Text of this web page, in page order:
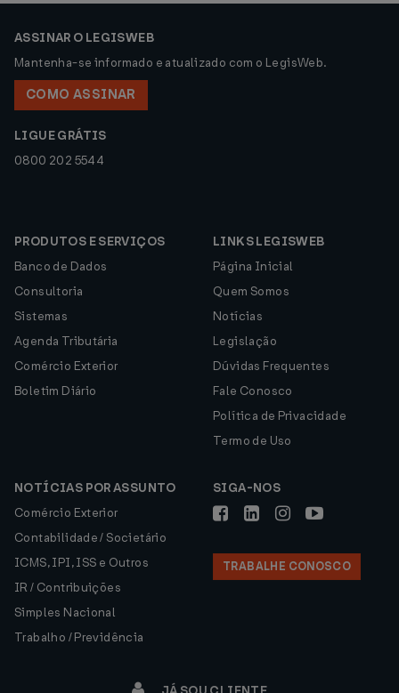
ASSINAR O LEGISWEB
Mantenha-se informado e atualizado com o LegisWeb.
COMO ASSINAR
LIGUE GRÁTIS
0800 202 5544
PRODUTOS E SERVIÇOS
Banco de Dados
Consultoria
Sistemas
Agenda Tributária
Comércio Exterior
Boletim Diário
LINKS LEGISWEB
Página Inicial
Quem Somos
Notícias
Legislação
Dúvidas Frequentes
Fale Conosco
Política de Privacidade
Termo de Uso
NOTÍCIAS POR ASSUNTO
Comércio Exterior
Contabilidade / Societário
ICMS, IPI, ISS e Outros
IR / Contribuições
Simples Nacional
Trabalho / Previdência
SIGA-NOS
TRABALHE CONOSCO